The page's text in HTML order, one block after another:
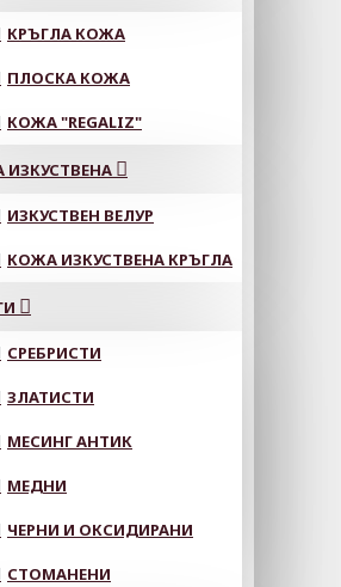
КРЪГЛА КОЖА
ПЛОСКА КОЖА
КОЖА "REGALIZ"
ИЗКУСТВЕНА
ИЗКУСТВЕН ВЕЛУР
КОЖА ИЗКУСТВЕНА КРЪГЛА
СРЕБРИСТИ
ЗЛАТИСТИ
МЕСИНГ АНТИК
МЕДНИ
ЧЕРНИ И ОКСИДИРАНИ
СТОМАНЕНИ